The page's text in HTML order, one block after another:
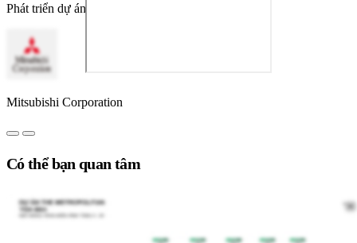
Phát triển dự án
Mitsubishi Corporation
Có thể bạn quan tâm